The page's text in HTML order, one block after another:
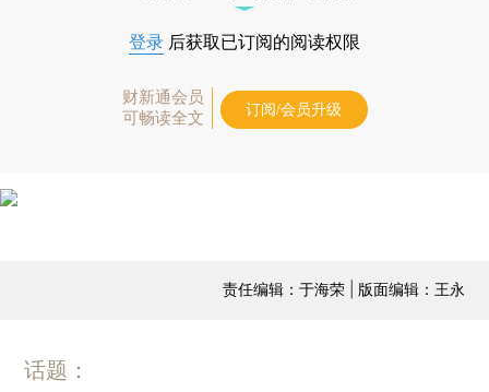
登录 后获取已订阅的阅读权限
财新通会员
可畅读全文
订阅/会员升级
责任编辑：于海荣 | 版面编辑：王永
话题：